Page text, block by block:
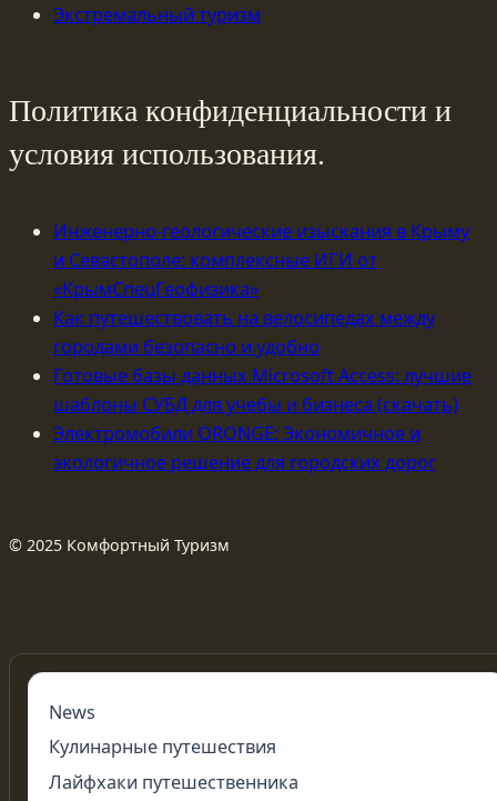
Экстремальный туризм
Политика конфиденциальности и
условия использования.
Инженерно-геологические изыскания в Крыму
и Севастополе: комплексные ИГИ от
«КрымСпецГеофизика»
Как путешествовать на велосипедах между
городами безопасно и удобно
Готовые базы данных Microsoft Access: лучшие
шаблоны СУБД для учебы и бизнеса (скачать)
Электромобили QRONGE: Экономичное и
экологичное решение для городских дорог
© 2025 Комфортный Туризм
News
Кулинарные путешествия
Лайфхаки путешественника